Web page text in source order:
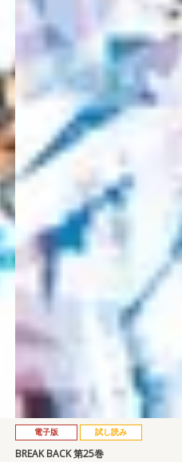
電子版 試し読み
BREAK BACK 第25巻